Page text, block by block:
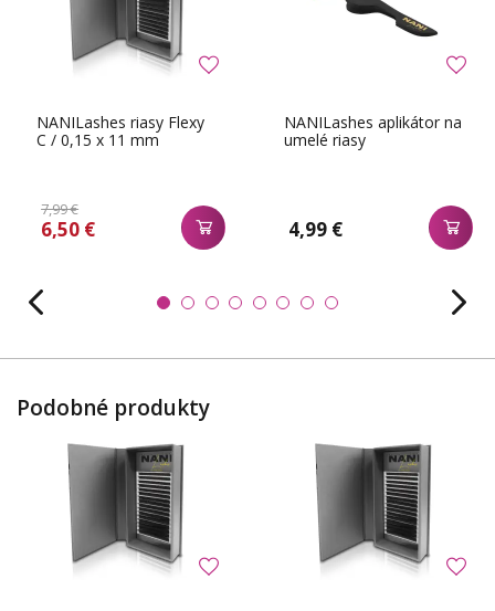
NANILashes riasy Flexy
C / 0,15 x 11 mm
7,99 €
6,50 €
NANILashes aplikátor na
umelé riasy
4,99 €
Podobné produkty